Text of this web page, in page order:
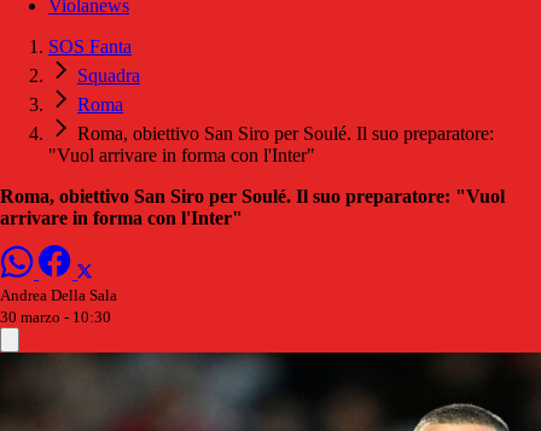
Violanews
SOS Fanta
Squadra
Roma
Roma, obiettivo San Siro per Soulé. Il suo preparatore:
"Vuol arrivare in forma con l'Inter"
Roma, obiettivo San Siro per Soulé. Il suo preparatore: "Vuol
arrivare in forma con l'Inter"
Andrea Della Sala
30 marzo - 10:30